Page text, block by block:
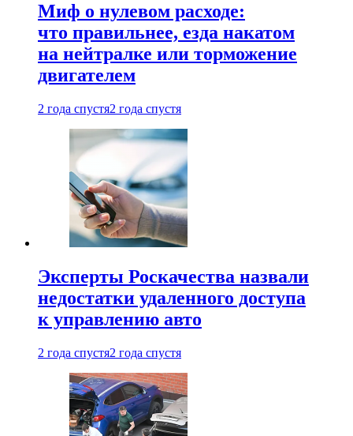
Миф о нулевом расходе:
что правильнее, езда накатом
на нейтралке или торможение
двигателем
2 года спустя2 года спустя
Эксперты Роскачества назвали
недостатки удаленного доступа
к управлению авто
2 года спустя2 года спустя